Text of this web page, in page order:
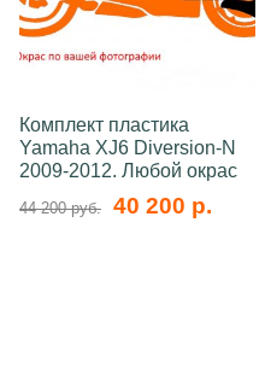
Комплект пластика
Yamaha XJ6 Diversion-N
2009-2012. Любой окрас
44 200 руб. 40 200 р.